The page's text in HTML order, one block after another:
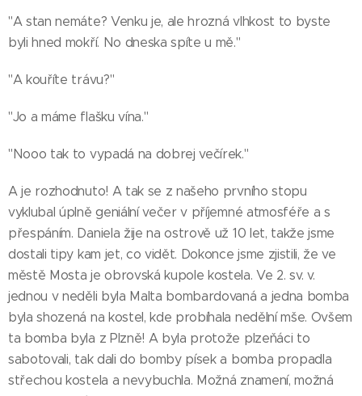
"A stan nemáte? Venku je, ale hrozná vlhkost to byste
byli hned mokří. No dneska spíte u mě."
"A kouříte trávu?"
"Jo a máme flašku vína."
"Nooo tak to vypadá na dobrej večírek."
A je rozhodnuto! A tak se z našeho prvního stopu
vyklubal úplně geniální večer v příjemné atmosféře a s
přespáním. Daniela žije na ostrově už 10 let, takže jsme
dostali tipy kam jet, co vidět. Dokonce jsme zjistili, že ve
městě Mosta je obrovská kupole kostela. Ve 2. sv. v.
jednou v neděli byla Malta bombardovaná a jedna bomba
byla shozená na kostel, kde probíhala nedělní mše. Ovšem
ta bomba byla z Plzně! A byla protože plzeňáci to
sabotovali, tak dali do bomby písek a bomba propadla
střechou kostela a nevybuchla. Možná znamení, možná